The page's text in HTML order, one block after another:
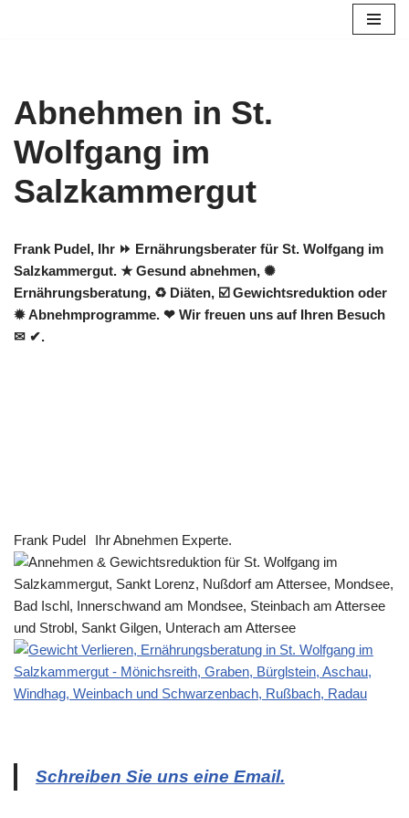
Abnehmen in St.
Wolfgang im
Salzkammergut
Frank Pudel, Ihr ⏩ Ernährungsberater für St. Wolfgang im
Salzkammergut. ★ Gesund abnehmen, ✺
Ernährungsberatung, ♻ Diäten, ☑️ Gewichtsreduktion oder
✹ Abnehmprogramme. ❤ Wir freuen uns auf Ihren Besuch
✉ ✔.
Frank Pudel Ihr Abnehmen Experte.
Schreiben Sie uns eine Email.